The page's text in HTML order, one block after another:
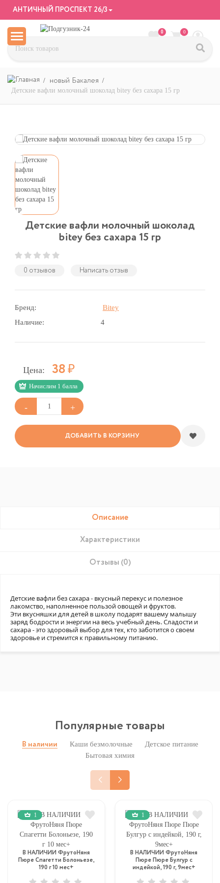
АНТИЧНЫЙ ПРОСПЕКТ 26/3
0 0
новый Бакалея
Детские вафли молочный шоколад bitey без сахара 15 гр
Детские вафли молочный шоколад
bitey без сахара 15 гр
0 отзывов Написать отзыв
Бренд:
Bitey
Наличие:
4
Цена: 38
Начислим 1 балла
ДОБАВИТЬ В КОРЗИНУ
Описание
Характеристики
Отзывы (0)
Детские вафли без сахара - вкусный перекус и полезное
лакомство, наполненное пользой овощей и фруктов.
Эти вкусняшки для детей в школу подарят вашему малышу
заряд бодрости и энергии на весь учебный день. Сладости и
сахара - это здоровый выбор для тех, кто заботится о своем
здоровье и стремится к правильному питанию.
Популярные товары
В наличии Каши безмолочные
Детское питание
Бытовая химия
1
В НАЛИЧИИ ФрутоНяня
Пюре Спагетти Болоньезе,
190 г 10 мес+
1
В НАЛИЧИИ ФрутоНяня
Пюре Пюре Булгур с
индейкой, 190 г, 9мес+